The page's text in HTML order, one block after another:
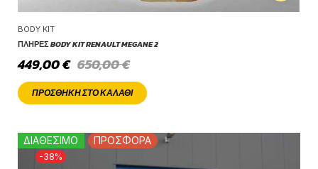
BODY KIT
ΠΛΉΡΕΣ BODY KIT RENAULT MEGANE 2
650,00€
449,00€
ΠΡΟΣΘΉΚΗ ΣΤΟ ΚΑΛΆΘΙ
-38%
ΔΙΑΘΕΣΙΜΟ ΠΡΟΣΦΟΡΑ